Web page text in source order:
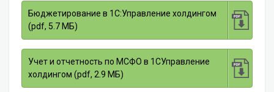
Бюджетирование в 1С:Управление холдингом
(pdf, 5.7 МБ)
Учет и отчетность по МСФО в 1СУправление
холдингом (pdf, 2.9 МБ)